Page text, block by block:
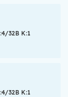
32B K:1
32B K:1